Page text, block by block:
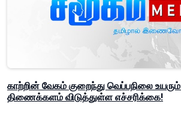
காற்றின் வேகம் குறைந்து வெப்பநிலை
திணைக்களம் விடுத்துள்ள எச்சரிக்கை!